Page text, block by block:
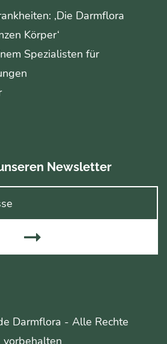
‚Die Darmflora
Körper‘
Spezialisten für
Newsletter
Darmflora - Alle Rechte
vorbehalten